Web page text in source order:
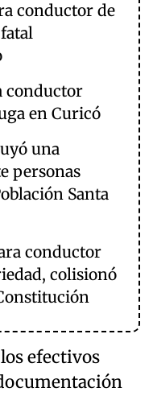
conductor de
conductor
en Curicó
una
personas
Santa
conductor
colisionó
efectivos